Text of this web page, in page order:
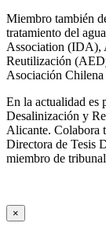
Miembro también
tratamiento del
Association (IDA),
Reutilización
Asociación
En la actualidad es
Desalinización y
Alicante. Colabora
Directora de Tesis
miembro de
×